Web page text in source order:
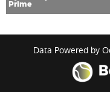
Prime
Data Powered by